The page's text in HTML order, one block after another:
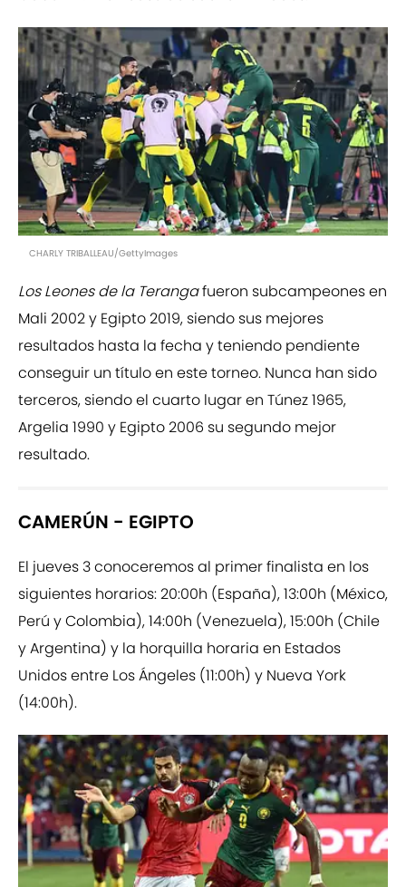
CHARLY TRIBALLEAU/GettyImages
Los Leones de la Terangafueron subcampeones en
Mali 2002 y Egipto 2019, siendo sus mejores
resultados hasta la fecha y teniendo pendiente
conseguir un título en este torneo. Nunca han sido
terceros, siendo el cuarto lugar en Túnez 1965,
Argelia 1990 y Egipto 2006 su segundo mejor
resultado.
CAMERÚN - EGIPTO
El jueves 3 conoceremos al primer finalista en los
siguientes horarios: 20:00h (España), 13:00h (México,
Perú y Colombia), 14:00h (Venezuela), 15:00h (Chile
y Argentina) y la horquilla horaria en Estados
Unidos entre Los Ángeles (11:00h) y Nueva York
(14:00h).